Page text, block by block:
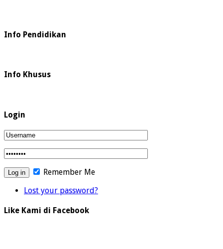
Info Pendidikan
Info Khusus
Login
Remember Me
Lost your password?
Like Kami di Facebook